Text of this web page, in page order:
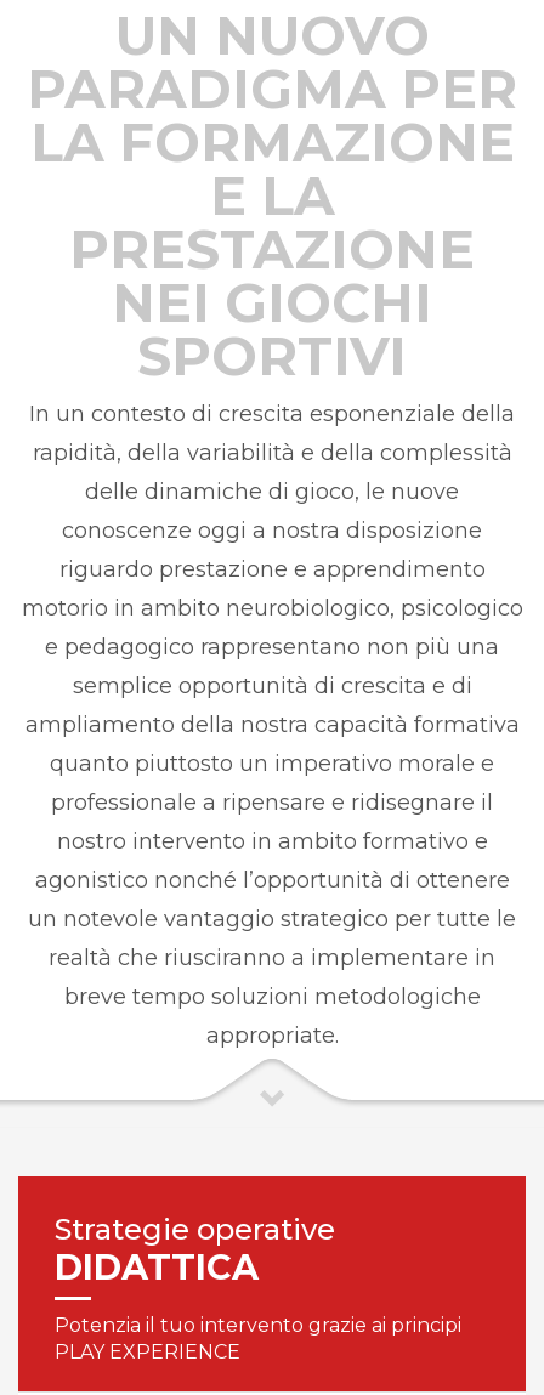
UN NUOVO
PARADIGMA PER
LA FORMAZIONE
E LA
PRESTAZIONE
NEI GIOCHI
SPORTIVI
In un contesto di crescita esponenziale della
rapidità, della variabilità e della complessità
delle dinamiche di gioco, le nuove
conoscenze oggi a nostra disposizione
riguardo prestazione e apprendimento
motorio in ambito neurobiologico, psicologico
e pedagogico rappresentano non più una
semplice opportunità di crescita e di
ampliamento della nostra capacità formativa
quanto piuttosto un imperativo morale e
professionale a ripensare e ridisegnare il
nostro intervento in ambito formativo e
agonistico nonché l’opportunità di ottenere
un notevole vantaggio strategico per tutte le
realtà che riusciranno a implementare in
breve tempo soluzioni metodologiche
appropriate.
Strategie operative
DIDATTICA
Potenzia il tuo intervento grazie ai principi
PLAY EXPERIENCE